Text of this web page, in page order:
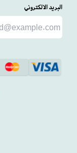
البريد الالكتروني